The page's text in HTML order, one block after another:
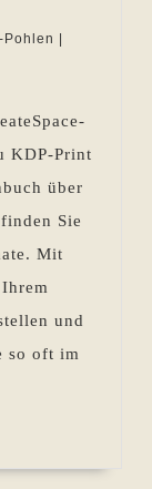
Pohlen Martina
KDP-Print
über
Sie
Mit
und
so oft im